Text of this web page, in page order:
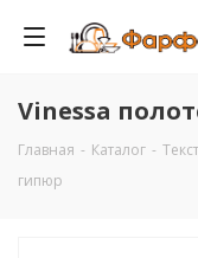
Vinessa
Главная - Каталог -
гипюр